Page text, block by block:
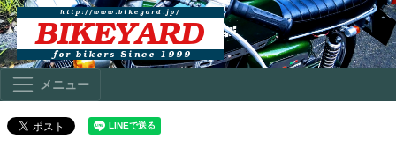
メニュー